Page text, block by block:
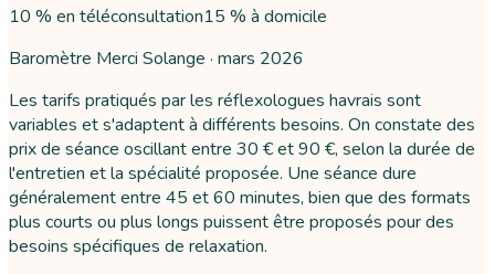
10 % en téléconsultation15 % à domicile
Baromètre Merci Solange · mars 2026
Les tarifs pratiqués par les réflexologues havrais sont
variables et s'adaptent à différents besoins. On constate des
prix de séance oscillant entre 30 € et 90 €, selon la durée de
l'entretien et la spécialité proposée. Une séance dure
généralement entre 45 et 60 minutes, bien que des formats
plus courts ou plus longs puissent être proposés pour des
besoins spécifiques de relaxation.